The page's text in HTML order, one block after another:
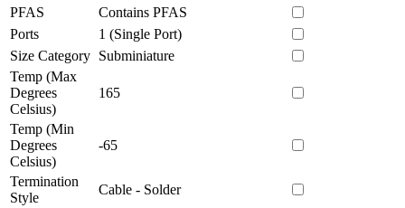
PFAS
Contains PFAS
Ports
1 (Single Port)
Size Category Subminiature
Temp (Max
Degrees
Celsius)
165
Temp (Min
Degrees
Celsius)
-65
Termination
Style
Cable - Solder